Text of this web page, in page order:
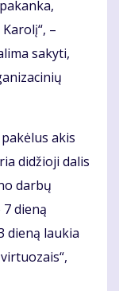
–
sakyti,
akis
didžioji dalis
darbų
dieną
dieną laukia